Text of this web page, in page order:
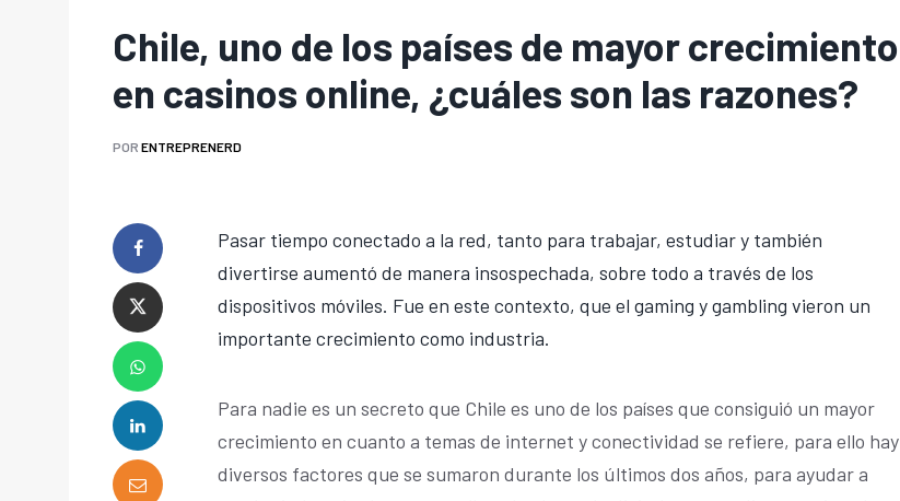
Chile, uno de los países de mayor crecimiento
en casinos online, ¿cuáles son las razones?
POR ENTREPRENERD
Pasar tiempo conectado a la red, tanto para trabajar, estudiar y también
divertirse aumentó de manera insospechada, sobre todo a través de los
dispositivos móviles. Fue en este contexto, que el gaming y gambling vieron un
importante crecimiento como industria.
Para nadie es un secreto que Chile es uno de los países que consiguió un mayor
crecimiento en cuanto a temas de internet y conectividad se refiere, para ello hay
diversos factores que se sumaron durante los últimos dos años, para ayudar a